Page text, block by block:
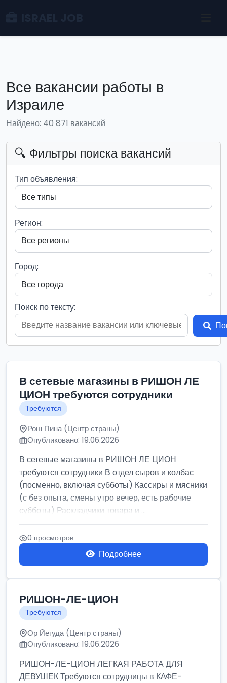
Все вакансии работы в
Израиле
Найдено: 40 871 вакансий
🔍 Фильтры поиска вакансий
Тип объявления:
Регион:
Город:
Поиск по тексту:
В сетевые магазины в РИШОН ЛЕ
ЦИОН требуются сотрудники
Требуются
Рош Пина (Центр страны)
Опубликовано: 19.06.2026
В сетевые магазины в РИШОН ЛЕ ЦИОН
требуются сотрудники В отдел сыров и колбас
(посменно, включая субботы) Кассиры и мясники
(с без опыта, смены утро вечер, есть рабочие
субботы) Раскладчики товара и ...
0 просмотров
Подробнее
РИШОН-ЛЕ-ЦИОН
Требуются
Ор Йегуда (Центр страны)
Опубликовано: 19.06.2026
РИШОН-ЛЕ-ЦИОН ЛЕГКАЯ РАБОТА ДЛЯ
ДЕВУШЕК Требуются сотрудницы в КАФЕ-